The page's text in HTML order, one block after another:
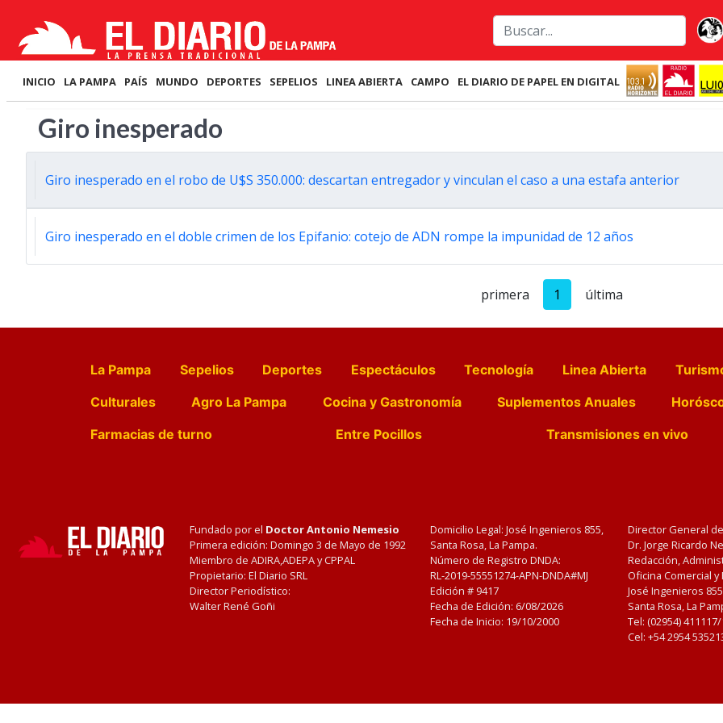
INICIO LA PAMPA PAÍS MUNDO DEPORTES SEPELIOS LINEA ABIERTA CAMPO EL DIARIO DE PAPEL EN DIGITAL
Giro inesperado
Giro inesperado en el robo de U$S 350.000: descartan entregador y vinculan el caso a una estafa anterior
Giro inesperado en el doble crimen de los Epifanio: cotejo de ADN rompe la impunidad de 12 años
primera 1 última
La Pampa Sepelios Deportes Espectáculos Tecnología Linea Abierta
Culturales
Agro La Pampa Cocina y Gastronomía Suplementos Anuales
Farmacias de turno
Entre Pocillos Transmisiones en vivo
Fundado por el Doctor Antonio Nemesio
Primera edición: Domingo 3 de Mayo de 1992
Miembro de ADIRA,ADEPA y CPPAL
Propietario: El Diario SRL
Director Periodístico:
Walter René Goñi
Domicilio Legal: José Ingenieros 855,
Santa Rosa, La Pampa.
Número de Registro DNDA:
RL-2019-55551274-APN-DNDA#MJ
Edición # 9417
Fecha de Edición: 6/08/2026
Fecha de Inicio: 19/10/2000
Director General
Dr. Jorge Ricardo
Redacción,
Oficina Comercial
José Ingenieros
Santa Rosa, La
Tel: (02954)
Cel: +54 2954